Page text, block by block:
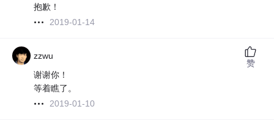
抱歉！
2019-01-14
zzwu
谢谢你！
等着瞧了。
2019-01-10
赞